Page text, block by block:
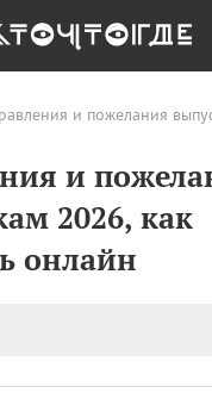
и пожелания
и
2026, как
онлайн
ПРАЗДНИКИ
11.08 Рождество
Николая
11.08 День
11.08 День